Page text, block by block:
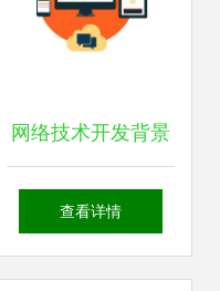
网络技术开发背景
下的ERP二次开发
查看详情